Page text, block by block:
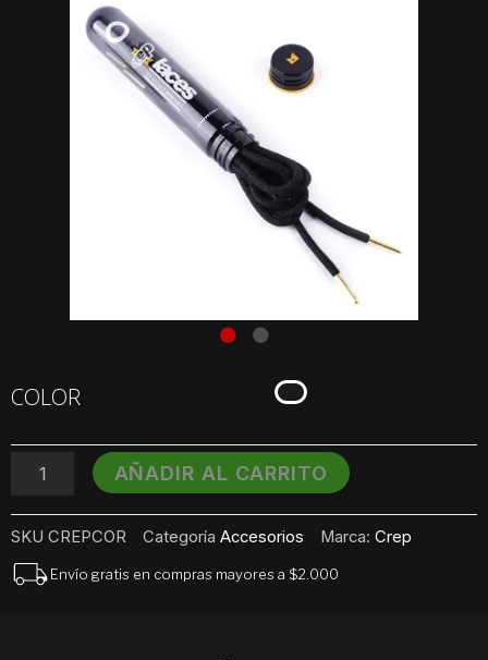
COLOR
Cordones
Repelentes
cantidad
AÑADIR AL CARRITO
SKU CREPCOR Categoría Accesorios Marca: Crep
Envío gratis en compras mayores a $2.000